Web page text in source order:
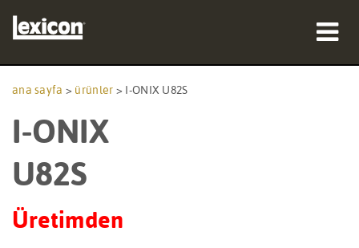
ürünler
nereden satın alınır
eğitim
ana sayfa > ürünler > I-ONIX U82S
I-ONIX
U82S
Üretimden